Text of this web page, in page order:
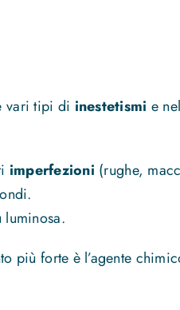
vari tipi di inestetismi e
imperfezioni (rughe,
più forte è l’agente